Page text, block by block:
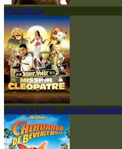
Marsupilami
Astérix & Obélix : Mission Cléopâtre